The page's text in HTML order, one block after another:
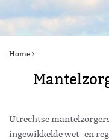
Home
Utrechtse
ingewikkelde wet- en